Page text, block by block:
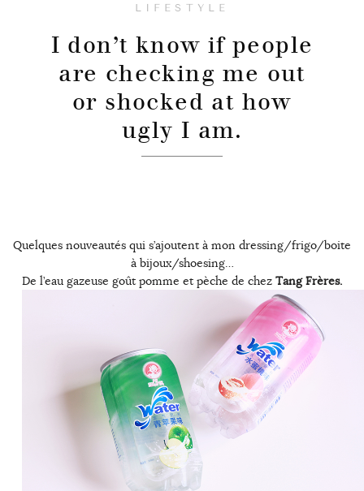
LIFESTYLE
I don’t know if people
are checking me out
or shocked at how
ugly I am.
Quelques nouveautés qui s’ajoutent à mon dressing/frigo/boite
à bijoux/shoesing…
De l’eau gazeuse goût pomme et pèche de chez Tang Frères.